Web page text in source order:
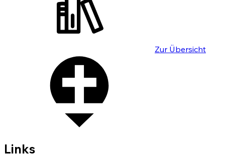
Zur Übersicht
Links